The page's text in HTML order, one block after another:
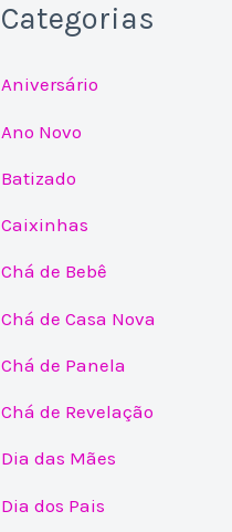
Categorias
Aniversário
Ano Novo
Batizado
Caixinhas
Chá de Bebê
Chá de Casa Nova
Chá de Panela
Chá de Revelação
Dia das Mães
Dia dos Pais